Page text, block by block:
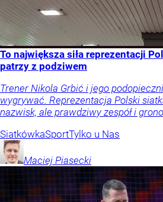
To największa siła reprezentacji
patrzy z podziwem
Trener Nikola Grbić i jego
wygrywać. Reprezentacja Polski
nazwisk, ale prawdziwy zespół i
SiatkówkaSportTylko u Nas
Maciej Piasecki